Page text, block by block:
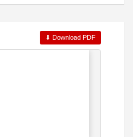
⬇ Download PDF